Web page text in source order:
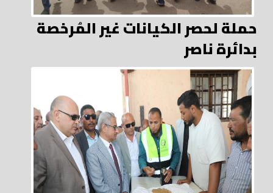
حملة لحصر الكيانات غير المُرخصة
بدائرة ناصر